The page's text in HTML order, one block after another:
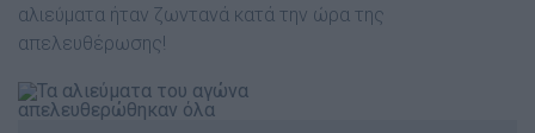
αλιεύµατα ήταν ζωντανά κατά την ώρα της
απελευθέρωσης!